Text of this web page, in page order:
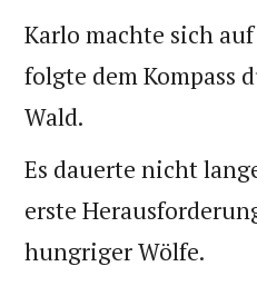
Karlo machte sich
folgte dem Kompass
Wald.
Es dauerte nicht
erste
hungriger Wölfe.